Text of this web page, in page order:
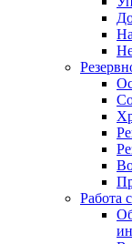
Работа